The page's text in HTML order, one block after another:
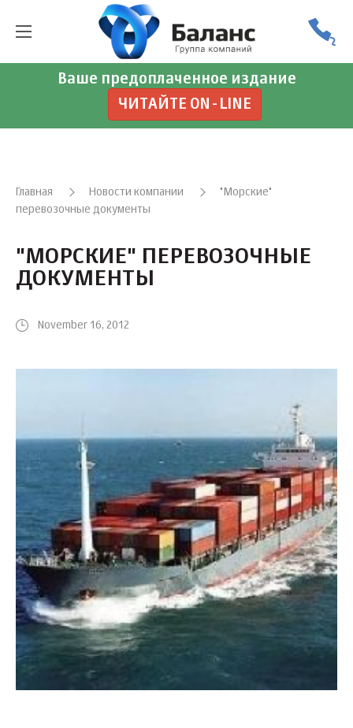
Ваше предоплаченное издание
ЧИТАЙТЕ ON-LINE
Главная Новости компании
"Морские"
перевозочные документы
"МОРСКИЕ" ПЕРЕВОЗОЧНЫЕ
ДОКУМЕНТЫ
November 16, 2012